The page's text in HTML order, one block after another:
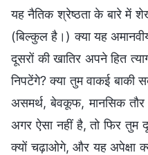
यह नैतिक श्रेष्ठता के बारे में
(बिल्कुल है।) क्या यह
दूसरों की खातिर अपने हित
निपटेंगे? क्या तुम वाकई बाकी
असमर्थ, बेवकूफ, मानसिक तौर
अगर ऐसा नहीं है, तो फिर तुम
क्यों चढ़ाओगे, और यह अपेक्षा